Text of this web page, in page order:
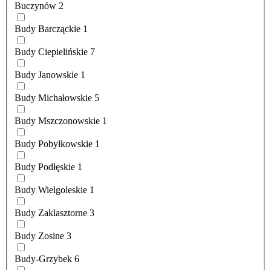
Buczynów 2
Budy Barcząckie 1
Budy Ciepielińskie 7
Budy Janowskie 1
Budy Michałowskie 5
Budy Mszczonowskie 1
Budy Pobyłkowskie 1
Budy Podłęskie 1
Budy Wielgoleskie 1
Budy Zaklasztorne 3
Budy Zosine 3
Budy-Grzybek 6